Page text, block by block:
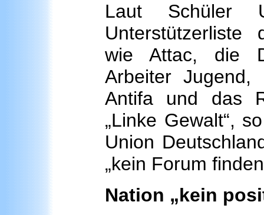
Laut Schüler
Unterstützerliste
wie Attac, die
Arbeiter Jugend,
Antifa und das
„Linke Gewalt“,
Union
„kein Forum
Nation „kein